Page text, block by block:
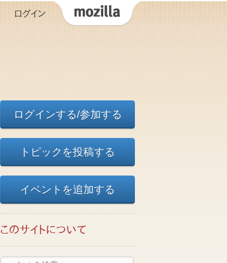
ログイン
ログインする/参加する
トピックを投稿する
イベントを追加する
このサイトについて